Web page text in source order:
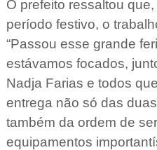
O prefeito ressaltou
período festivo, o
“Passou esse grande
estávamos focados,
Nadja Farias e todos
entrega não só das
também da ordem de
equipamentos